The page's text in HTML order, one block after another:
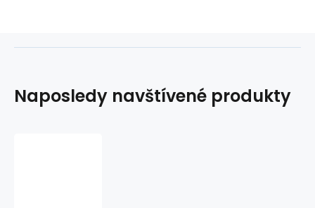
Naposledy navštívené produkty